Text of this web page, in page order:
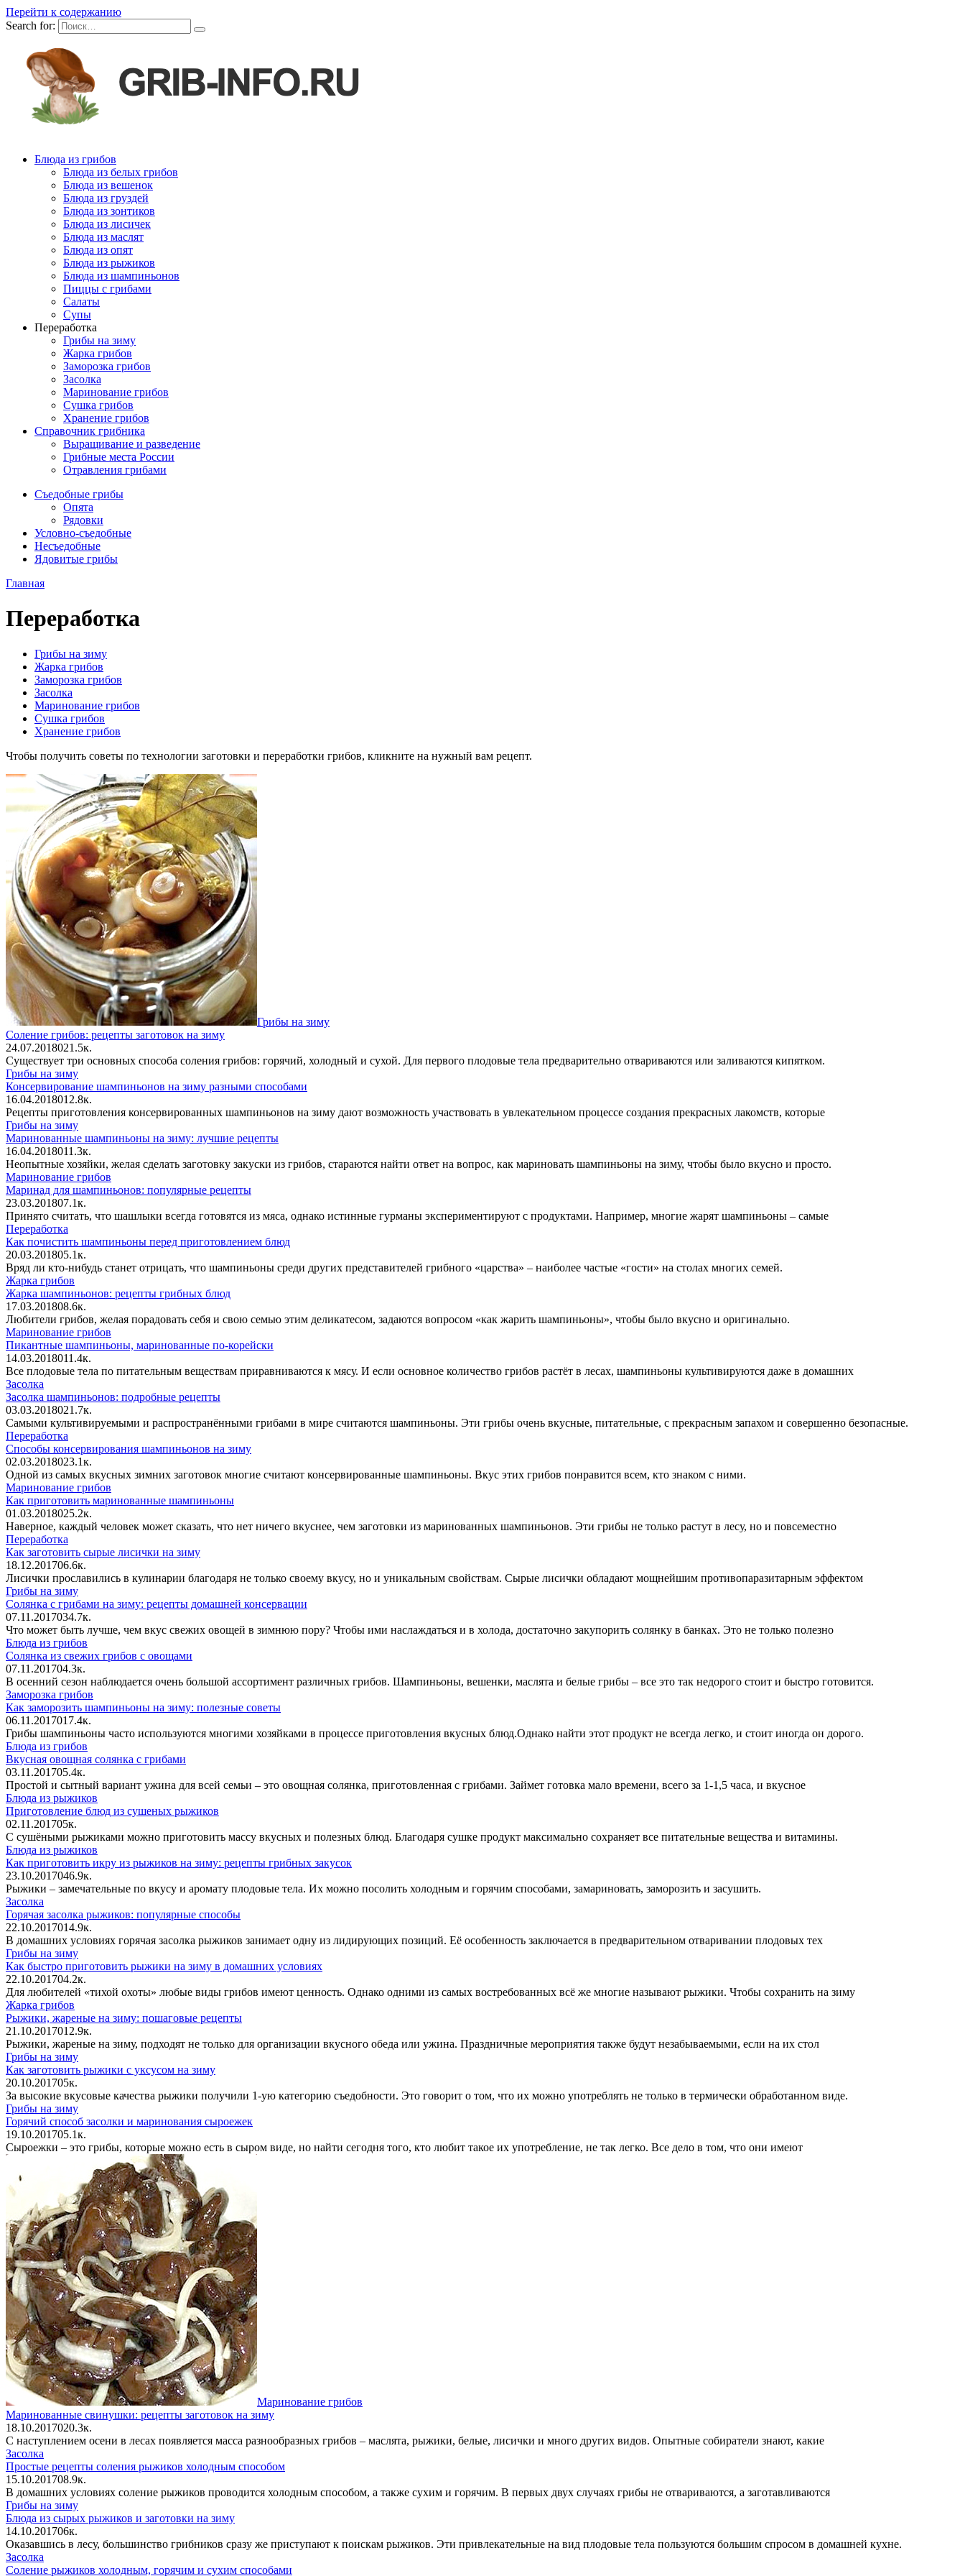
Перейти к содержанию
Search for:
Блюда из грибов
Блюда из белых грибов
Блюда из вешенок
Блюда из груздей
Блюда из зонтиков
Блюда из лисичек
Блюда из маслят
Блюда из опят
Блюда из рыжиков
Блюда из шампиньонов
Пиццы с грибами
Салаты
Супы
Переработка
Грибы на зиму
Жарка грибов
Заморозка грибов
Засолка
Маринование грибов
Сушка грибов
Хранение грибов
Справочник грибника
Выращивание и разведение
Грибные места России
Отравления грибами
Съедобные грибы
Опята
Рядовки
Условно-съедобные
Несъедобные
Ядовитые грибы
Главная
Переработка
Грибы на зиму
Жарка грибов
Заморозка грибов
Засолка
Маринование грибов
Сушка грибов
Хранение грибов
Чтобы получить советы по технологии заготовки и переработки грибов, кликните на нужный вам рецепт.
Грибы на зиму
Соление грибов: рецепты заготовок на зиму
24.07.2018021.5к.
Существует три основных способа соления грибов: горячий, холодный и сухой. Для первого плодовые тела предварительно отвариваются или заливаются кипятком.
Грибы на зиму
Консервирование шампиньонов на зиму разными способами
16.04.2018012.8к.
Рецепты приготовления консервированных шампиньонов на зиму дают возможность участвовать в увлекательном процессе создания прекрасных лакомств, которые
Грибы на зиму
Маринованные шампиньоны на зиму: лучшие рецепты
16.04.2018011.3к.
Неопытные хозяйки, желая сделать заготовку закуски из грибов, стараются найти ответ на вопрос, как мариновать шампиньоны на зиму, чтобы было вкусно и просто.
Маринование грибов
Маринад для шампиньонов: популярные рецепты
23.03.201807.1к.
Принято считать, что шашлыки всегда готовятся из мяса, однако истинные гурманы экспериментируют с продуктами. Например, многие жарят шампиньоны – самые
Переработка
Как почистить шампиньоны перед приготовлением блюд
20.03.201805.1к.
Вряд ли кто-нибудь станет отрицать, что шампиньоны среди других представителей грибного «царства» – наиболее частые «гости» на столах многих семей.
Жарка грибов
Жарка шампиньонов: рецепты грибных блюд
17.03.201808.6к.
Любители грибов, желая порадовать себя и свою семью этим деликатесом, задаются вопросом «как жарить шампиньоны», чтобы было вкусно и оригинально.
Маринование грибов
Пикантные шампиньоны, маринованные по-корейски
14.03.2018011.4к.
Все плодовые тела по питательным веществам приравниваются к мясу. И если основное количество грибов растёт в лесах, шампиньоны культивируются даже в домашних
Засолка
Засолка шампиньонов: подробные рецепты
03.03.2018021.7к.
Самыми культивируемыми и распространёнными грибами в мире считаются шампиньоны. Эти грибы очень вкусные, питательные, с прекрасным запахом и совершенно безопасные.
Переработка
Способы консервирования шампиньонов на зиму
02.03.2018023.1к.
Одной из самых вкусных зимних заготовок многие считают консервированные шампиньоны. Вкус этих грибов понравится всем, кто знаком с ними.
Маринование грибов
Как приготовить маринованные шампиньоны
01.03.2018025.2к.
Наверное, каждый человек может сказать, что нет ничего вкуснее, чем заготовки из маринованных шампиньонов. Эти грибы не только растут в лесу, но и повсеместно
Переработка
Как заготовить сырые лисички на зиму
18.12.201706.6к.
Лисички прославились в кулинарии благодаря не только своему вкусу, но и уникальным свойствам. Сырые лисички обладают мощнейшим противопаразитарным эффектом
Грибы на зиму
Солянка с грибами на зиму: рецепты домашней консервации
07.11.2017034.7к.
Что может быть лучше, чем вкус свежих овощей в зимнюю пору? Чтобы ими наслаждаться и в холода, достаточно закупорить солянку в банках. Это не только полезно
Блюда из грибов
Солянка из свежих грибов с овощами
07.11.201704.3к.
В осенний сезон наблюдается очень большой ассортимент различных грибов. Шампиньоны, вешенки, маслята и белые грибы – все это так недорого стоит и быстро готовится.
Заморозка грибов
Как заморозить шампиньоны на зиму: полезные советы
06.11.2017017.4к.
Грибы шампиньоны часто используются многими хозяйками в процессе приготовления вкусных блюд.Однако найти этот продукт не всегда легко, и стоит иногда он дорого.
Блюда из грибов
Вкусная овощная солянка с грибами
03.11.201705.4к.
Простой и сытный вариант ужина для всей семьи – это овощная солянка, приготовленная с грибами. Займет готовка мало времени, всего за 1-1,5 часа, и вкусное
Блюда из рыжиков
Приготовление блюд из сушеных рыжиков
02.11.201705к.
С сушёными рыжиками можно приготовить массу вкусных и полезных блюд. Благодаря сушке продукт максимально сохраняет все питательные вещества и витамины.
Блюда из рыжиков
Как приготовить икру из рыжиков на зиму: рецепты грибных закусок
23.10.2017046.9к.
Рыжики – замечательные по вкусу и аромату плодовые тела. Их можно посолить холодным и горячим способами, замариновать, заморозить и засушить.
Засолка
Горячая засолка рыжиков: популярные способы
22.10.2017014.9к.
В домашних условиях горячая засолка рыжиков занимает одну из лидирующих позиций. Её особенность заключается в предварительном отваривании плодовых тех
Грибы на зиму
Как быстро приготовить рыжики на зиму в домашних условиях
22.10.201704.2к.
Для любителей «тихой охоты» любые виды грибов имеют ценность. Однако одними из самых востребованных всё же многие называют рыжики. Чтобы сохранить на зиму
Жарка грибов
Рыжики, жареные на зиму: пошаговые рецепты
21.10.2017012.9к.
Рыжики, жареные на зиму, подходят не только для организации вкусного обеда или ужина. Праздничные мероприятия также будут незабываемыми, если на их стол
Грибы на зиму
Как заготовить рыжики с уксусом на зиму
20.10.201705к.
За высокие вкусовые качества рыжики получили 1-ую категорию съедобности. Это говорит о том, что их можно употреблять не только в термически обработанном виде.
Грибы на зиму
Горячий способ засолки и маринования сыроежек
19.10.201705.1к.
Сыроежки – это грибы, которые можно есть в сыром виде, но найти сегодня того, кто любит такое их употребление, не так легко. Все дело в том, что они имеют
Маринование грибов
Маринованные свинушки: рецепты заготовок на зиму
18.10.2017020.3к.
С наступлением осени в лесах появляется масса разнообразных грибов – маслята, рыжики, белые, лисички и много других видов. Опытные собиратели знают, какие
Засолка
Простые рецепты соления рыжиков холодным способом
15.10.201708.9к.
В домашних условиях соление рыжиков проводится холодным способом, а также сухим и горячим. В первых двух случаях грибы не отвариваются, а заготавливаются
Грибы на зиму
Блюда из сырых рыжиков и заготовки на зиму
14.10.201706к.
Оказавшись в лесу, большинство грибников сразу же приступают к поискам рыжиков. Эти привлекательные на вид плодовые тела пользуются большим спросом в домашней кухне.
Засолка
Соление рыжиков холодным, горячим и сухим способами